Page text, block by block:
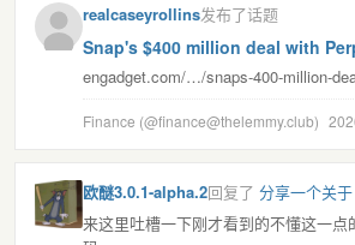
realcaseyrollins发布了话题
Snap's $400 million deal with
engadget.com/…/snaps-400-million-
Finance (@finance@thelemmy.club)
欧醚3.0.1-alpha.2回复了 分享一个关
来这里吐槽一下刚才看到的不懂这一点